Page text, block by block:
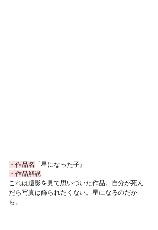
・作品名
『星になった子』
・作品解説
これは遺影を見て思いついた作品。自分が死ん
だら写真は飾られたくない。星になるのだか
ら。